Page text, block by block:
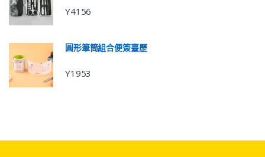
Y4156
圓形筆筒組合便簽臺歷
Y1953